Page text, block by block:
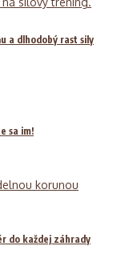
a dlhodobý rast sily
sa im!
do každej záhrady